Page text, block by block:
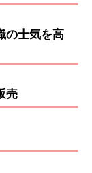
の士気を高
売